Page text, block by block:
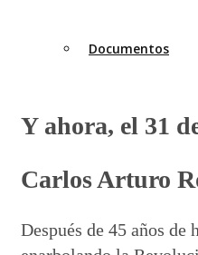
Documentos
Y ahora, el 31
Carlos Arturo
Después de 45 años